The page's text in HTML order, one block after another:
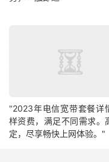
"2023年电信宽带套餐详
样资费，满足不同需求。
定，尽享畅快上网体验。"